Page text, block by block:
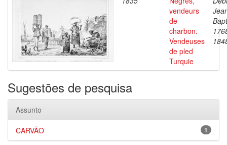
vendeurs
de
charbon.
Vendeuses
de pled
Turquie
Sugestões de pesquisa
Assunto
1
CARVÃO